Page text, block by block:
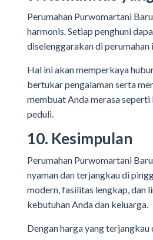
Perumahan Purwomartani
harmonis. Setiap penghuni
diselenggarakan di perumahan
Hal ini akan memperkaya
bertukar pengalaman serta
membuat Anda merasa
peduli.
10. Kesimpulan
Perumahan Purwomartani
nyaman dan terjangkau di
modern, fasilitas lengkap, dan
kebutuhan Anda dan keluarga.
Dengan harga yang